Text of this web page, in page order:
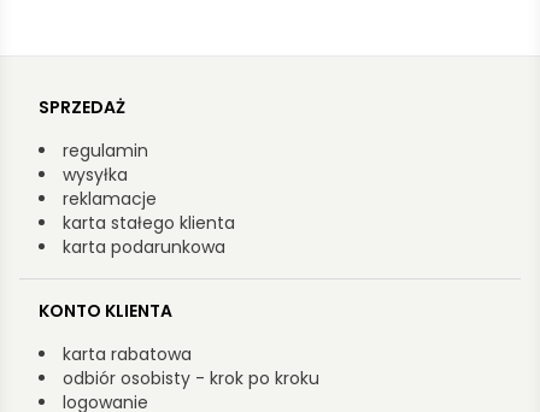
SPRZEDAŻ
regulamin
wysyłka
reklamacje
karta stałego klienta
karta podarunkowa
KONTO KLIENTA
karta rabatowa
odbiór osobisty - krok po kroku
logowanie